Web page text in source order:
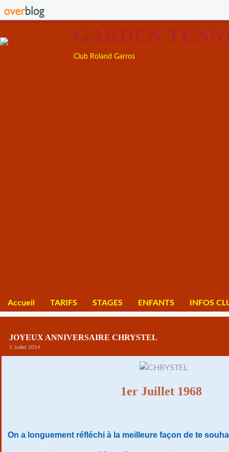
GARDEN
Club Roland Garros
Accueil TARIFS STAGES ENFANTS INFOS
JOYEUX ANNIVERSAIRE CHRYSTEL
1 Juillet 2014
1er Juillet 1968
On a longuement réfléchi à la meilleure façon de te